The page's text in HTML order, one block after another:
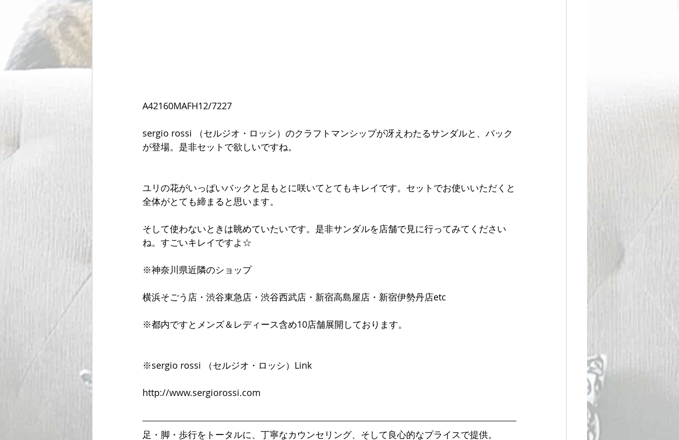
A42160MAFH12/7227
sergio rossi （セルジオ・ロッシ）のクラフトマンシップが冴えわたるサンダルと、バック
が登場。是非セットで欲しいですね。
ユリの花がいっぱいバックと足もとに咲いてとてもキレイです。セットでお使いいただくと
全体がとても締まると思います。
そして使わないときは眺めていたいです。是非サンダルを店舗で見に行ってみてください
ね。すごいキレイですよ☆
※神奈川県近隣のショップ
横浜そごう店・渋谷東急店・渋谷西武店・新宿高島屋店・新宿伊勢丹店etc
※都内ですとメンズ＆レディース含め10店舗展開しております。
※sergio rossi （セルジオ・ロッシ）Link
http://www.sergiorossi.com
足・脚・歩行をトータルに、丁寧なカウンセリング、そして良心的なプライスで提供。